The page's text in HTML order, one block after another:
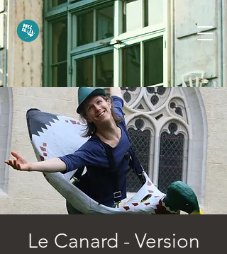
Le Canard - Version